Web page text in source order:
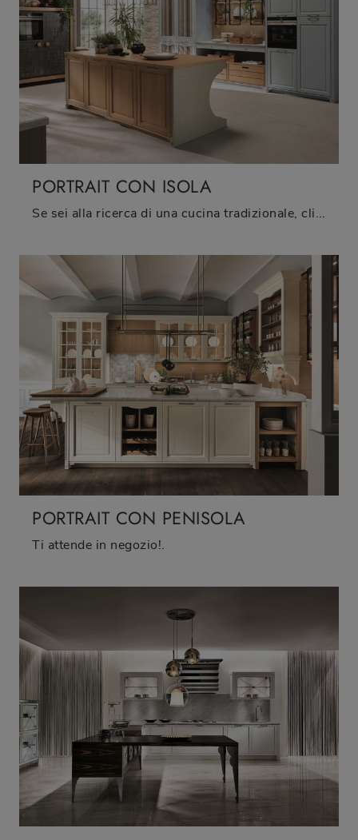
PORTRAIT CON ISOLA
Se sei alla ricerca di una cucina tradizionale, clicca e ottieni informazioni sul modello Portrait con isola Aster Cucine.
PORTRAIT CON PENISOLA
Ti attende in negozio!.